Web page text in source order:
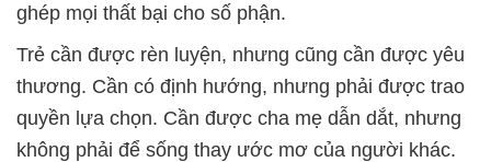
ghép mọi thất bại cho số phận.
Trẻ cần được rèn luyện, nhưng cũng cần được yêu
thương. Cần có định hướng, nhưng phải được trao
quyền lựa chọn. Cần được cha mẹ dẫn dắt, nhưng
không phải để sống thay ước mơ của người khác.